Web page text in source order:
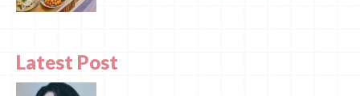
Latest Post